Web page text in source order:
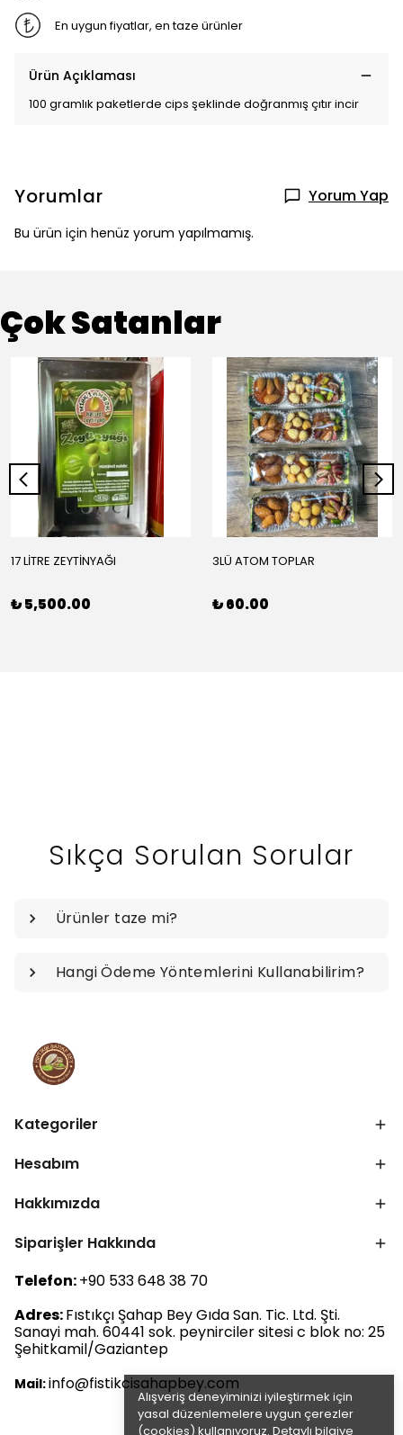
Alışveriş deneyiminizi iyileştirmek için
yasal düzenlemelere uygun çerezler
(cookies) kullanıyoruz. Detaylı bilgiye
En uygun fiyatlar, en taze ürünler
Ürün Açıklaması
100 gramlık paketlerde cips şeklinde doğranmış çıtır incir
Yorumlar Yorum Yap
Bu ürün için henüz yorum yapılmamış.
Çok Satanlar
17 LİTRE ZEYTİNYAĞI
₺ 5,500.00
3LÜ ATOM TOPLAR
₺ 60.00
Sıkça Sorulan Sorular
Ürünler taze mi?
Hangi Ödeme Yöntemlerini Kullanabilirim?
Kategoriler
Hesabım
Hakkımızda
Siparişler Hakkında
Telefon:+90 533 648 38 70
Adres:Fıstıkçı Şahap Bey Gıda San. Tic. Ltd. Şti.
Sanayi mah. 60441 sok. peynirciler sitesi c blok no: 25
Şehitkamil/Gaziantep
Mail:info@fistikcisahapbey.com